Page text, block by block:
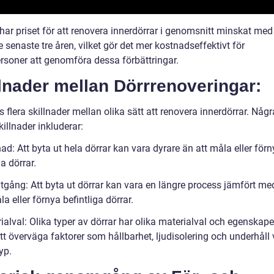
priset för att renovera innerdörrar i genomsnitt minskat med
senaste tre åren, vilket gör det mer kostnadseffektivt för
att genomföra dessa förbättringar.
mellan Dörrrenoveringar:
flera skillnader mellan olika sätt att renovera innerdörrar.
inkluderar:
Att byta ut hela dörrar kan vara dyrare än att måla eller
dörrar.
Att byta ut dörrar kan vara en längre process jämfört
eller förnya befintliga dörrar.
Olika typer av dörrar har olika materialval och
överväga faktorer som hållbarhet, ljudisolering och underhåll